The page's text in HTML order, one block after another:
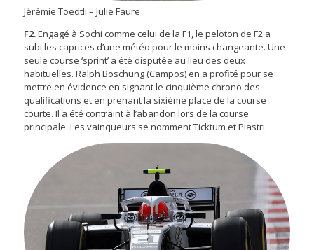
Jérémie Toedtli – Julie Faure
F2.Engagé à Sochi comme celui de la F1, le peloton de F2 a
subi les caprices d’une météo pour le moins changeante. Une
seule course ‘sprint’ a été disputée au lieu des deux
habituelles. Ralph Boschung (Campos) en a profité pour se
mettre en évidence en signant le cinquième chrono des
qualifications et en prenant la sixième place de la course
courte. Il a été contraint à l’abandon lors de la course
principale. Les vainqueurs se nomment Ticktum et Piastri.